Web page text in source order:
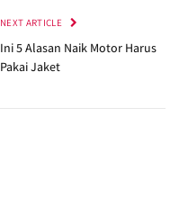
NEXT ARTICLE
Ini 5 Alasan Naik Motor Harus
Pakai Jaket